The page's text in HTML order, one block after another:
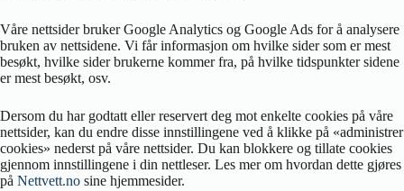
Våre nettsider bruker Google Analytics og Google Ads for å analysere
bruken av nettsidene. Vi får informasjon om hvilke sider som er mest
besøkt, hvilke sider brukerne kommer fra, på hvilke tidspunkter sidene
er mest besøkt, osv.
Dersom du har godtatt eller reservert deg mot enkelte cookies på våre
nettsider, kan du endre disse innstillingene ved å klikke på «administrer
cookies» nederst på våre nettsider. Du kan blokkere og tillate cookies
gjennom innstillingene i din nettleser. Les mer om hvordan dette gjøres
på Nettvett.no sine hjemmesider.